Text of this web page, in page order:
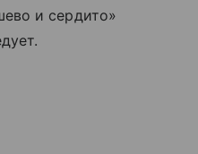
и сердито»